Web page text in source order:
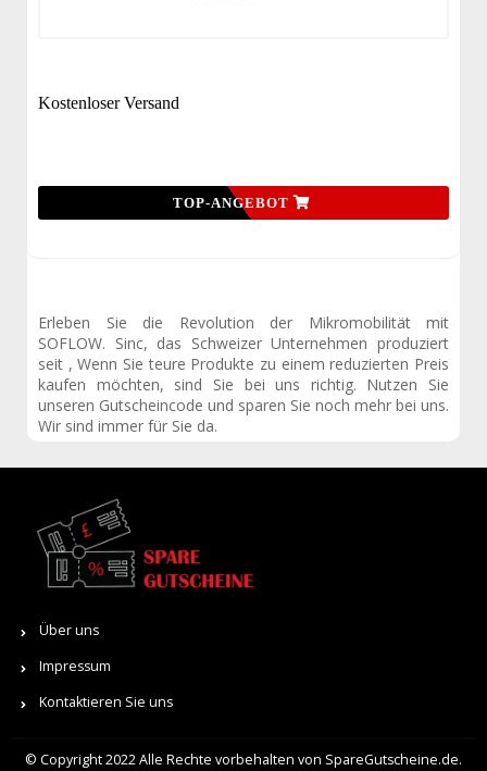
Kostenloser Versand
TOP-ANGEBOT
Erleben Sie die Revolution der Mikromobilität mit
SOFLOW. Sinc, das Schweizer Unternehmen produziert
seit , Wenn Sie teure Produkte zu einem reduzierten Preis
kaufen möchten, sind Sie bei uns richtig. Nutzen Sie
unseren Gutscheincode und sparen Sie noch mehr bei uns.
Wir sind immer für Sie da.
Über uns
Impressum
Kontaktieren Sie uns
© Copyright 2022 Alle Rechte vorbehalten von SpareGutscheine.de.